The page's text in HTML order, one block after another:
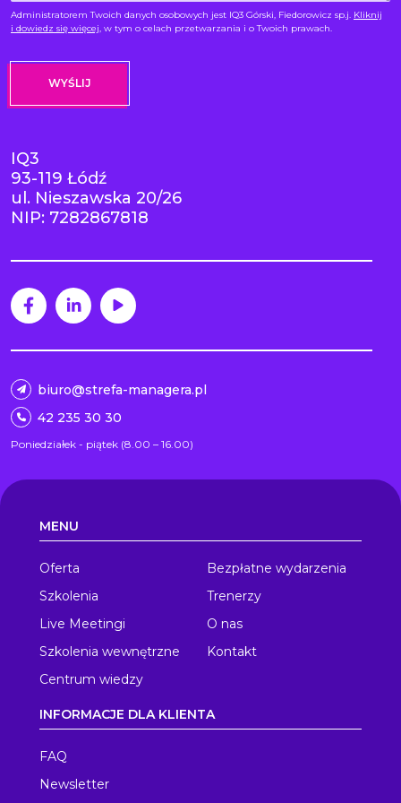
Administratorem Twoich danych osobowych jest IQ3 Górski, Fiedorowicz sp.j. Kliknij
i dowiedz się więcej, w tym o celach przetwarzania i o Twoich prawach.
IQ3
93-119 Łódź
ul. Nieszawska 20/26
NIP: 7282867818
biuro@strefa-managera.pl
42 235 30 30
Poniedziałek - piątek (8.00 – 16.00)
MENU
Oferta
Szkolenia
Live Meetingi
Szkolenia wewnętrzne
Centrum wiedzy
Bezpłatne wydarzenia
Trenerzy
O nas
Kontakt
INFORMACJE DLA KLIENTA
FAQ
Newsletter